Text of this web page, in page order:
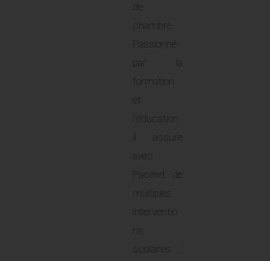
de
chambre.
Passionné
par la
formation
et
l’éducation,
il assure
avec
Pacerel de
multiples
interventio
ns
scolaires ;